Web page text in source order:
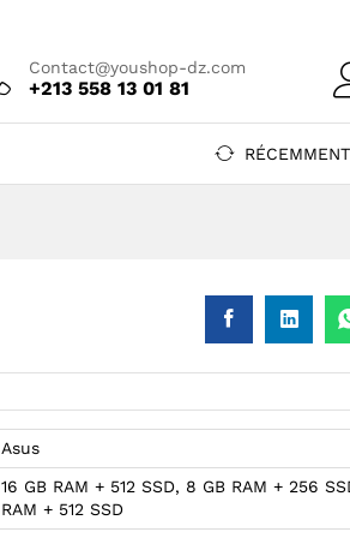
Contact@youshop-dz.com
+213 558 13 01 81
DZ
Asus
16 GB RAM + 512 SSD, 8 GB RAM + 256
RAM + 512 SSD